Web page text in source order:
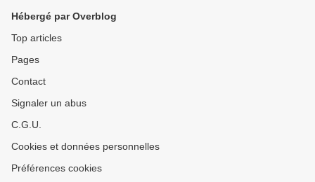
Hébergé par Overblog
Top articles
Pages
Contact
Signaler un abus
C.G.U.
Cookies et données personnelles
Préférences cookies